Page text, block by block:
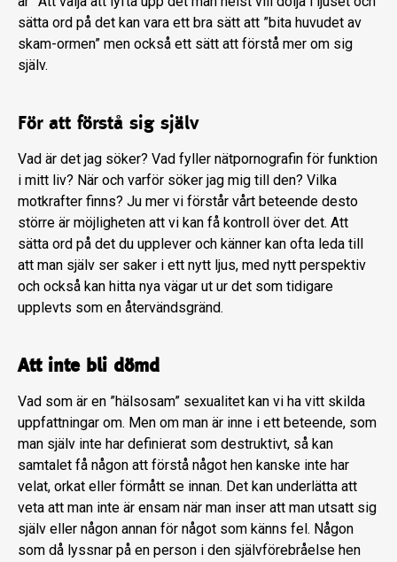
sätta ord på det kan vara ett bra sätt att ”bita huvudet av
skam-ormen” men också ett sätt att förstå mer om sig
själv.
För att förstå sig själv
Vad är det jag söker? Vad fyller nätpornografin för funktion
i mitt liv? När och varför söker jag mig till den? Vilka
motkrafter finns? Ju mer vi förstår vårt beteende desto
större är möjligheten att vi kan få kontroll över det. Att
sätta ord på det du upplever och känner kan ofta leda till
att man själv ser saker i ett nytt ljus, med nytt perspektiv
och också kan hitta nya vägar ut ur det som tidigare
upplevts som en återvändsgränd.
Att inte bli dömd
Vad som är en ”hälsosam” sexualitet kan vi ha vitt skilda
uppfattningar om. Men om man är inne i ett beteende, som
man själv inte har definierat som destruktivt, så kan
samtalet få någon att förstå något hen kanske inte har
velat, orkat eller förmått se innan. Det kan underlätta att
veta att man inte är ensam när man inser att man utsatt sig
själv eller någon annan för något som känns fel. Någon
som då lyssnar på en person i den självförebråelse hen